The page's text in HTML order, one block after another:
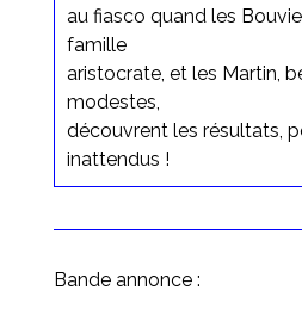
au fiasco quand les
famille
aristocrate, et les Martin,
modestes,
découvrent les résultats,
inattendus !
Bande annonce :